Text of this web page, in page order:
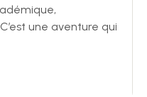
une aventure qui